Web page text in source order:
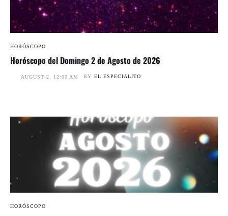
HORÓSCOPO
Horóscopo del Domingo 2 de Agosto de 2026
AUGUST 2, 12:00 AM BY EL ESPECIALITO
HORÓSCOPO